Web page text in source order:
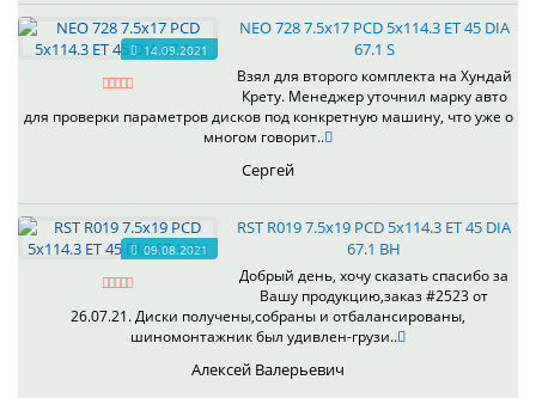
14.09.2021
NEO 728 7.5x17 PCD 5x114.3 ET 45 DIA
67.1 S
Взял для второго комплекта на Хундай
Крету. Менеджер уточнил марку авто
для проверки параметров дисков под конкретную машину, что уже о
многом говорит..
Сергей
09.08.2021
RST R019 7.5x19 PCD 5x114.3 ET 45 DIA
67.1 BH
Добрый день, хочу сказать спасибо за
Вашу продукцию,заказ #2523 от
26.07.21. Диски получены,собраны и отбалансированы,
шиномонтажник был удивлен-грузи..
Алексей Валерьевич